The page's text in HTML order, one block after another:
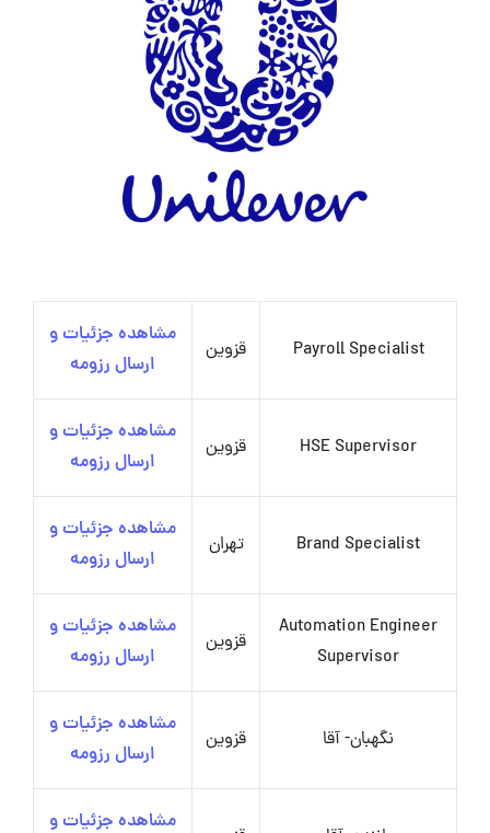
Payroll Specialist قزوین
مشاهده جزئیات و
ارسال رزومه
HSE Supervisor قزوین
مشاهده جزئیات و
ارسال رزومه
‌Brand Specialist تهران
مشاهده جزئیات و
ارسال رزومه
Automation Engineer
Supervisor
قزوین
مشاهده جزئیات و
ارسال رزومه
نگهبان- آقا قزوین
مشاهده جزئیات و
ارسال رزومه
مشاهده جزئیات و